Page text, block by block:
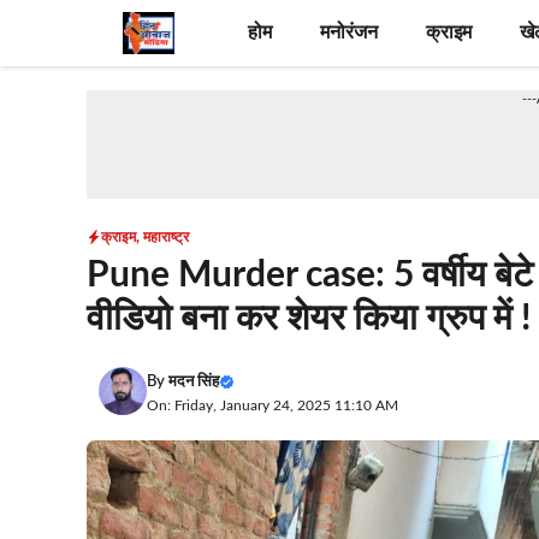
content
होम मनोरंजन क्राइम
---
क्राइम,महाराष्ट्र
Pune Murder case: 5 वर्षीय
वीडियो बना कर शेयर किया ग्रुप में !
Byमदन सिंह
On: Friday, January 24, 2025 11:10 AM